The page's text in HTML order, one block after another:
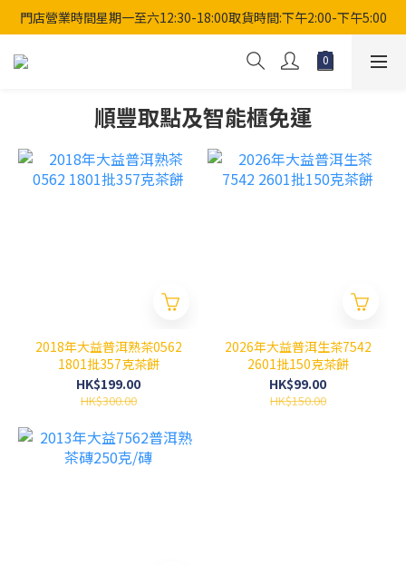
門店營業時間星期一至六12:30-18:00取貨時間:下午2:00-下午5:00
順豐取點及智能櫃免運
2018年大益普洱熟茶0562
1801批357克茶餅
HK$199.00
HK$300.00
2026年大益普洱生茶7542
2601批150克茶餅
HK$99.00
HK$150.00